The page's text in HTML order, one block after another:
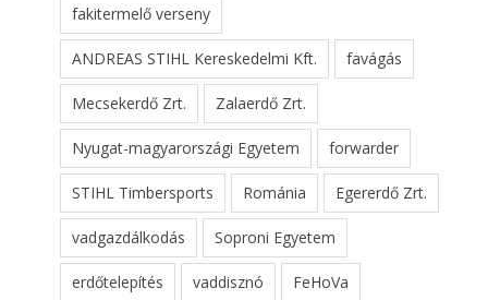
fakitermelő verseny
ANDREAS STIHL Kereskedelmi Kft. favágás
Mecsekerdő Zrt. Zalaerdő Zrt.
Nyugat-magyarországi Egyetem forwarder
STIHL Timbersports Románia Egererdő Zrt.
vadgazdálkodás Soproni Egyetem
erdőtelepítés vaddisznó FeHoVa